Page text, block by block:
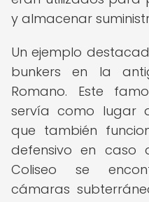
y almacenar
Un ejemplo
bunkers en la
Romano. Este
servía como lugar
que también
defensivo en caso
Coliseo se
cámaras